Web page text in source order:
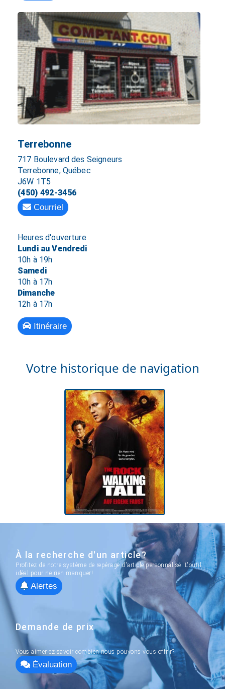
Terrebonne
717 Boulevard des Seigneurs
Terrebonne, Québec
J6W 1T5
(450) 492-3456
Courriel
Heures d'ouverture
Lundi au Vendredi
10h à 19h
Samedi
10h à 17h
Dimanche
12h à 17h
Itinéraire
Votre historique de navigation
À la recherche d'un article?
Profitez de notre système de repérage d'article personnalisé. L'outil
idéal pour ne rien manquer!
Alertes
Demande de prix
Vous aimeriez savoir combien nous pouvons vous offrir?
Évaluation